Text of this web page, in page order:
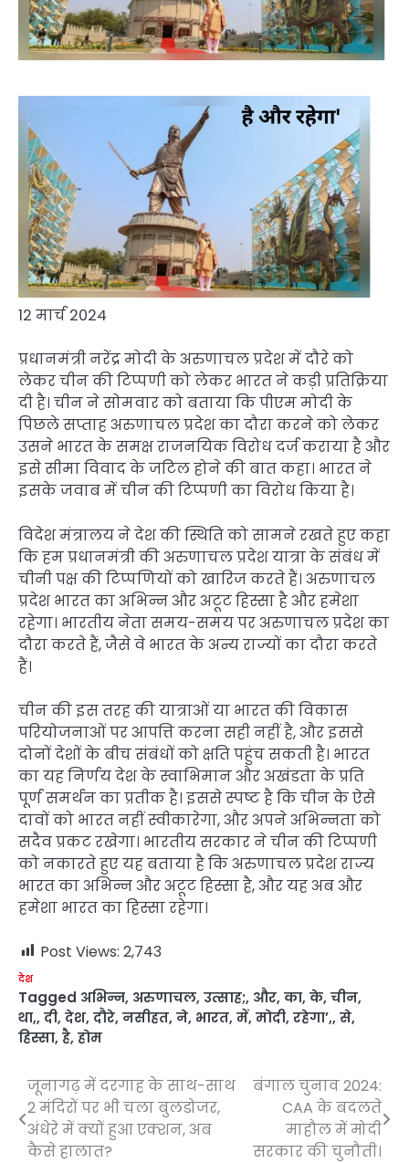
12 मार्च 2024
प्रधानमंत्री नरेंद्र मोदी के अरुणाचल प्रदेश में दौरे को
लेकर चीन की टिप्पणी को लेकर भारत ने कड़ी प्रतिक्रिया
दी है। चीन ने सोमवार को बताया कि पीएम मोदी के
पिछले सप्ताह अरुणाचल प्रदेश का दौरा करने को लेकर
उसने भारत के समक्ष राजनयिक विरोध दर्ज कराया है और
इसे सीमा विवाद के जटिल होने की बात कहा। भारत ने
इसके जवाब में चीन की टिप्पणी का विरोध किया है।
विदेश मंत्रालय ने देश की स्थिति को सामने रखते हुए कहा
कि हम प्रधानमंत्री की अरुणाचल प्रदेश यात्रा के संबंध में
चीनी पक्ष की टिप्पणियों को खारिज करते हैं। अरुणाचल
प्रदेश भारत का अभिन्न और अटूट हिस्सा है और हमेशा
रहेगा। भारतीय नेता समय-समय पर अरुणाचल प्रदेश का
दौरा करते हैं, जैसे वे भारत के अन्य राज्यों का दौरा करते
हैं।
चीन की इस तरह की यात्राओं या भारत की विकास
परियोजनाओं पर आपत्ति करना सही नहीं है, और इससे
दोनों देशों के बीच संबंधों को क्षति पहुंच सकती है। भारत
का यह निर्णय देश के स्वाभिमान और अखंडता के प्रति
पूर्ण समर्थन का प्रतीक है। इससे स्पष्ट है कि चीन के ऐसे
दावों को भारत नहीं स्वीकारेगा, और अपने अभिन्नता को
सदैव प्रकट रखेगा। भारतीय सरकार ने चीन की टिप्पणी
को नकारते हुए यह बताया है कि अरुणाचल प्रदेश राज्य
भारत का अभिन्न और अटूट हिस्सा है, और यह अब और
हमेशा भारत का हिस्सा रहेगा।
Post Views: 2,743
देश
Tagged अभिन्न, अरुणाचल, उत्साह;, और, का, के, चीन,
था,, दी, देश, दौरे, नसीहत, ने, भारत, में, मोदी, रहेगा’,, से,
हिस्सा, है, होम
Post
navigation
जूनागढ़ में दरगाह के साथ-साथ
2 मंदिरों पर भी चला बुलडोजर,
अंधेरे में क्यों हुआ एक्शन, अब
कैसे हालात?
बंगाल चुनाव 2024:
CAA के बदलते
माहौल में मोदी
सरकार की चुनौती।